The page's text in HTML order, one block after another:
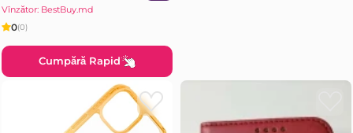
Vînzător: BestBuy.md
0(0)
Cumpără Rapid